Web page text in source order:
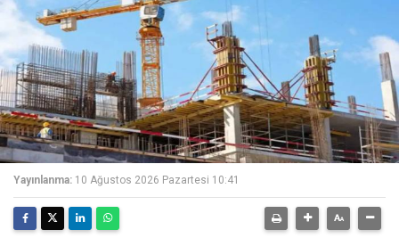
Yayınlanma: 10 Ağustos 2026 Pazartesi 10:41